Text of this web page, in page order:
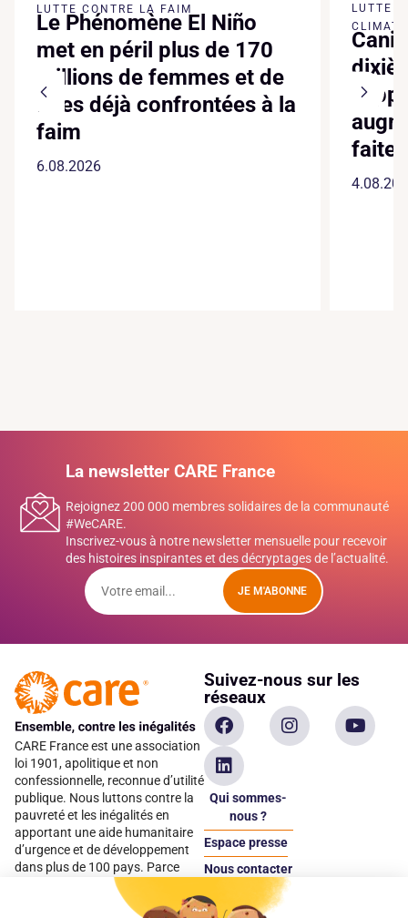
LUTTE CONTRE LA FAIM
Le Phénomène El Niño
met en péril plus de 170
millions de femmes et de
filles déjà confrontées à la
faim
6.08.2026
LUTTE
La newsletter CARE France
Rejoignez 200 000 membres solidaires de la communauté
#WeCARE.
Inscrivez-vous à notre newsletter mensuelle pour recevoir
des histoires inspirantes et des décryptages de l’actualité.
JE M'ABONNE
CARE France est une association
loi 1901, apolitique et non
confessionnelle, reconnue d’utilité
publique. Nous luttons contre la
pauvreté et les inégalités en
apportant une aide humanitaire
d’urgence et de développement
dans plus de 100 pays. Parce
qu’elles sont les premières
victimes des inégalités, CARE met
Suivez-nous sur les
réseaux
Qui sommes-
nous ?
Espace presse
Nous contacter
Espace
donateur